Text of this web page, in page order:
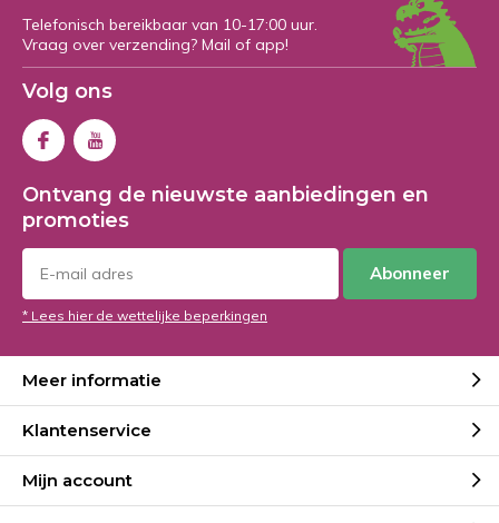
Telefonisch bereikbaar van 10-17:00 uur.
Vraag over verzending? Mail of app!
Volg ons
Ontvang de nieuwste aanbiedingen en
promoties
Abonneer
* Lees hier de wettelijke beperkingen
Meer informatie
Klantenservice
Mijn account